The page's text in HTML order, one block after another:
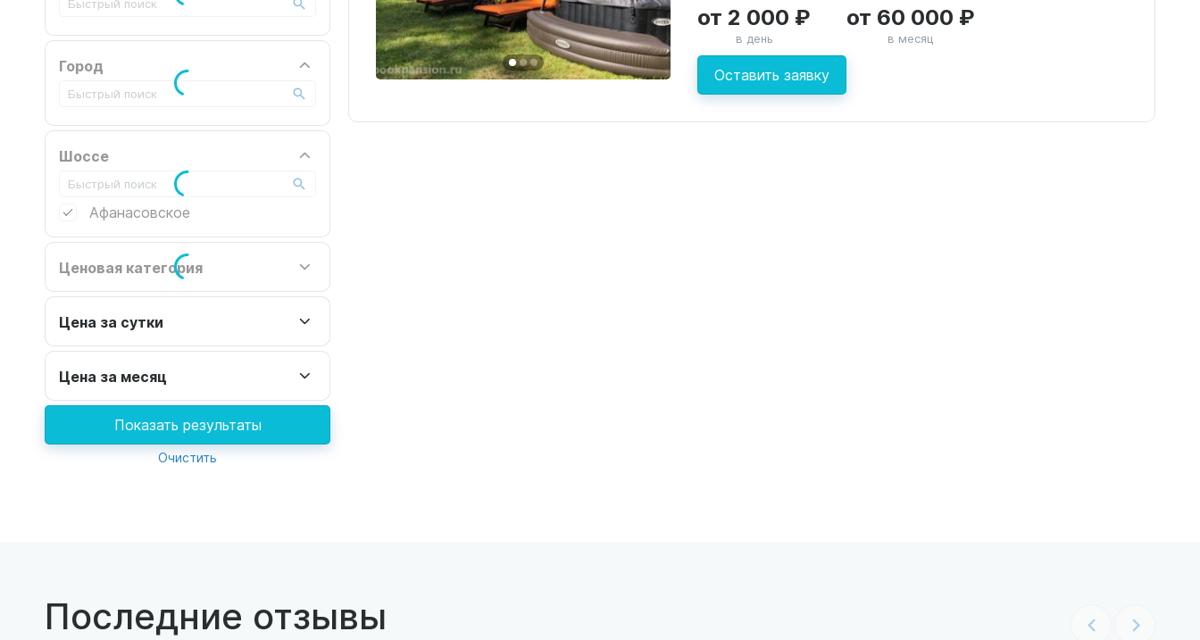
Город
Шоссе
Афанасовское
Ценовая категория
Цена за сутки
Цена за месяц
Показать результаты
Очистить
Оставить заявку
от 2 000 ₽
в день
от 60 000 ₽
в месяц
Последние отзывы